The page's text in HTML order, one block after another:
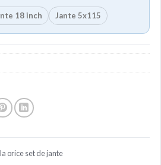
18 inch Jante 5x115
la orice set de jante